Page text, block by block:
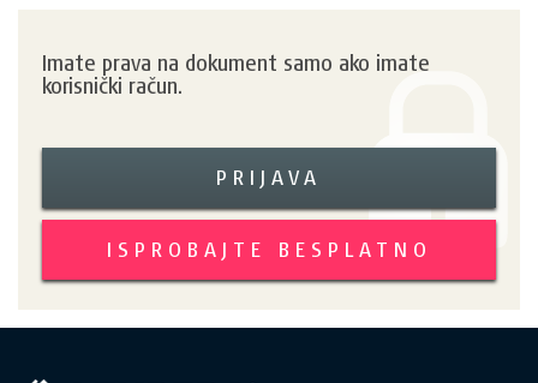
Imate prava na dokument samo ako imate
korisnički račun.
PRIJAVA
ISPROBAJTE BESPLATNO